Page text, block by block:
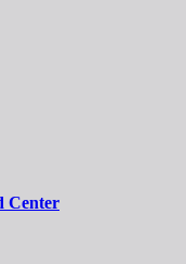
Center